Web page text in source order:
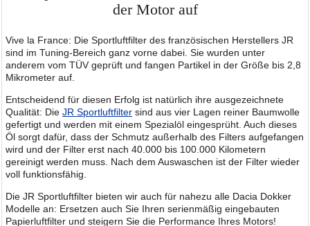
der Motor auf
Vive la France: Die Sportluftfilter des französischen Herstellers JR
sind im Tuning-Bereich ganz vorne dabei. Sie wurden unter
anderem vom TÜV geprüft und fangen Partikel in der Größe bis 2,8
Mikrometer auf.
Entscheidend für diesen Erfolg ist natürlich ihre ausgezeichnete
Qualität: Die JR Sportluftfilter sind aus vier Lagen reiner Baumwolle
gefertigt und werden mit einem Spezialöl eingesprüht. Auch dieses
Öl sorgt dafür, dass der Schmutz außerhalb des Filters aufgefangen
wird und der Filter erst nach 40.000 bis 100.000 Kilometern
gereinigt werden muss. Nach dem Auswaschen ist der Filter wieder
voll funktionsfähig.
Die JR Sportluftfilter bieten wir auch für nahezu alle Dacia Dokker
Modelle an: Ersetzen auch Sie Ihren serienmäßig eingebauten
Papierluftfilter und steigern Sie die Performance Ihres Motors!